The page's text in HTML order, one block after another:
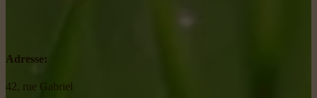
Adresse:
42, rue Gabriel